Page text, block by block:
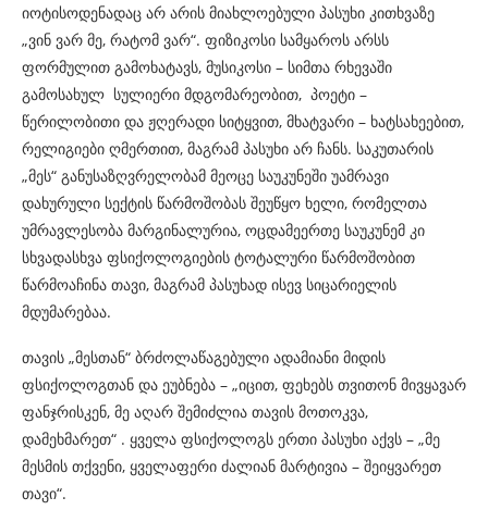
იოტისოდენადაც არ არის მიახლოებული პასუხი კითხვაზე
„ვინ ვარ მე, რატომ ვარ“. ფიზიკოსი სამყაროს არსს
ფორმულით გამოხატავს, მუსიკოსი – სიმთა რხევაში
გამოსახულ სულიერი მდგომარეობით, პოეტი –
წერილობითი და ჟღერადი სიტყვით, მხატვარი – ხატსახეებით,
რელიგიები ღმერთით, მაგრამ პასუხი არ ჩანს. საკუთარის
„მეს“ განუსაზღვრელობამ მეოცე საუკუნეში უამრავი
დახურული სექტის წარმოშობას შეუწყო ხელი, რომელთა
უმრავლესობა მარგინალურია, ოცდამეერთე საუკუნემ კი
სხვადასხვა ფსიქოლოგიების ტოტალური წარმოშობით
წარმოაჩინა თავი, მაგრამ პასუხად ისევ სიცარიელის
მდუმარებაა.
თავის „მესთან“ ბრძოლაწაგებული ადამიანი მიდის
ფსიქოლოგთან და ეუბნება – „იცით, ფეხებს თვითონ მივყავარ
ფანჯრისკენ, მე აღარ შემიძლია თავის მოთოკვა,
დამეხმარეთ“ . ყველა ფსიქოლოგს ერთი პასუხი აქვს – „მე
მესმის თქვენი, ყველაფერი ძალიან მარტივია – შეიყვარეთ
თავი“.